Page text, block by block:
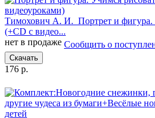
Тимохович А. И. Портрет и
(+CD с видео...
нет в продаже Сообщить о
Скачать
176 р.